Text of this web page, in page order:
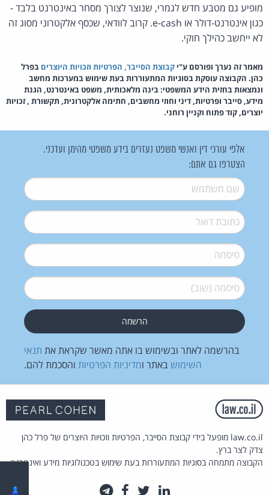
מופיע גם מטבע חדש לגמרי, שנוצר לצורך מסחר באינטרנט בלבד -
כגון אינטרנט-דולר או e-cash. קרוב לוודאי, שכסף אלקטרוני מסוג זה
לא ייחשב כהילך חוקי.
מאמר זה נערך ופורסם ע"י קבוצת הסייבר, הפרטיות וזכויות היוצרים בפרל
כהן. הקבוצה עוסקת בסוגיות המתעוררות בעת שימוש במערכות מחשב
ונמצאות בחזית הידע המשפטי: בינה מלאכותית, משפט באינטרנט, הגנת
מידע, סייבר ופרטיות, דיני וחוזי מחשבים, חתימה אלקטרונית, תקשורת , זכויות
יוצרים, קוד פתוח וקניין רוחני.
אלפי עורכי דין ואנשי משפט נעזרים בידע משפטי מהימן ועדכני.
הצטרפו גם אתם:
שם משתמש*
דואל*
סיסמה*
סיסמה (שוב)*
בהרשמה לאתר ובשימוש בו אתה מאשר שקראת את תנאי
השימוש באתר ומדיניות הפרטיות והסכמת להם.
law.co.il מופעל בידי קבוצת הסייבר, הפרטיות וזכויות היוצרים של פרל כהן
צדק לצר ברץ.
הקבוצה מתמחה בסוגיות המתעוררות בעת שימוש בטכנולוגיות מידע ואינטרנט.
לינקדאין
טוויטרפייסבוק